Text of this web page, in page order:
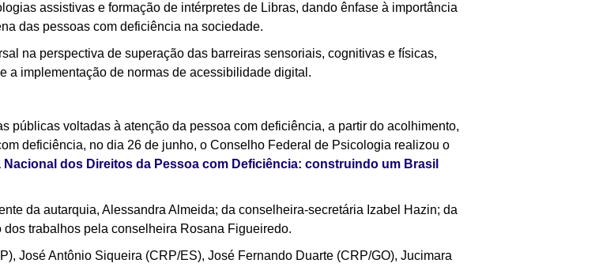
assistivas e formação de intérpretes de Libras, dando ênfase à importância
das pessoas com deficiência na sociedade.
na perspectiva de superação das barreiras sensoriais, cognitivas e físicas,
a implementação de normas de acessibilidade digital.
públicas voltadas à atenção da pessoa com deficiência, a partir do acolhimento,
deficiência, no dia 26 de junho, o Conselho Federal de Psicologia realizou o
Nacional dos Direitos da Pessoa com Deficiência: construindo um Brasil
da autarquia, Alessandra Almeida; da conselheira-secretária Izabel Hazin; da
trabalhos pela conselheira Rosana Figueiredo.
José Antônio Siqueira (CRP/ES), José Fernando Duarte (CRP/GO), Jucimara